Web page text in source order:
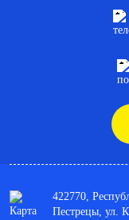
422770,
Пестрецы, ул.